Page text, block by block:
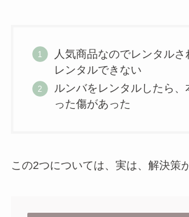
人気商品なのでレンタルさ
レンタルできない
ルンバをレンタルしたら、
った傷があった
この2つについては、実は、解決策